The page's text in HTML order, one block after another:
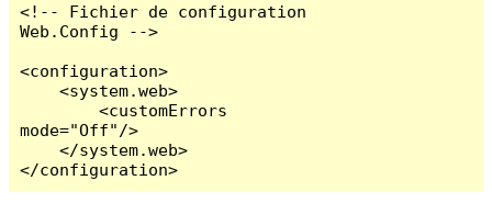
<!-- Fichier de configuration
Web.Config -->
<configuration>
    <system.web>
        <customErrors
mode="Off"/>
    </system.web>
</configuration>